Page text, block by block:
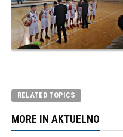
RELATED TOPICS
MORE IN AKTUELNO